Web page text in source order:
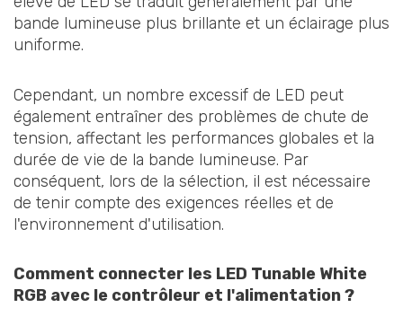
bande lumineuse plus brillante et un éclairage plus
uniforme.
Cependant, un nombre excessif de LED peut
également entraîner des problèmes de chute de
tension, affectant les performances globales et la
durée de vie de la bande lumineuse. Par
conséquent, lors de la sélection, il est nécessaire
de tenir compte des exigences réelles et de
l'environnement d'utilisation.
Comment connecter les LED Tunable White
RGB avec le contrôleur et l'alimentation ?